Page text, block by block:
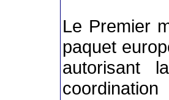
Le Premier
paquet
autorisant